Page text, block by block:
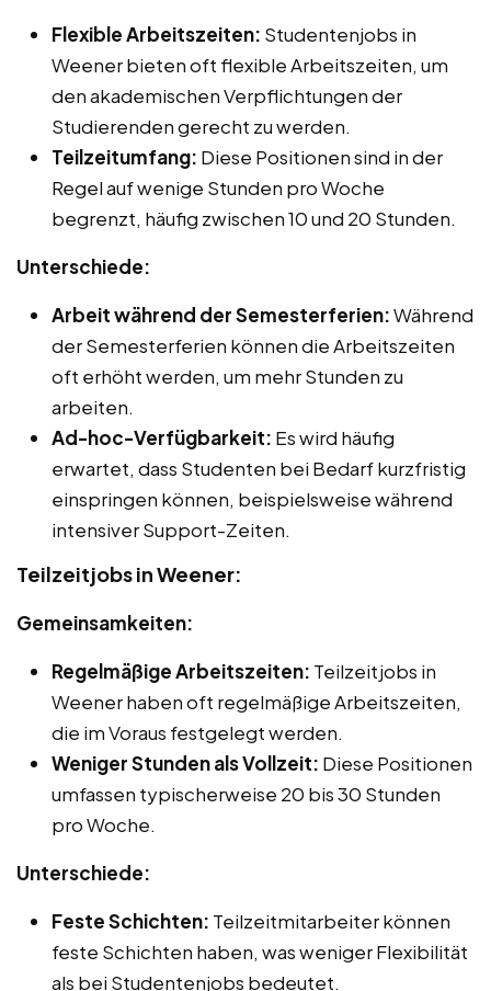
Flexible Arbeitszeiten: Studentenjobs in
Weener bieten oft flexible Arbeitszeiten, um
den akademischen Verpflichtungen der
Studierenden gerecht zu werden.
Teilzeitumfang: Diese Positionen sind in der
Regel auf wenige Stunden pro Woche
begrenzt, häufig zwischen 10 und 20 Stunden.
Unterschiede:
Arbeit während der Semesterferien:Während
der Semesterferien können die Arbeitszeiten
oft erhöht werden, um mehr Stunden zu
arbeiten.
Ad-hoc-Verfügbarkeit: Es wird häufig
erwartet, dass Studenten bei Bedarf kurzfristig
einspringen können, beispielsweise während
intensiver Support-Zeiten.
Teilzeitjobs in Weener:
Gemeinsamkeiten:
Regelmäßige Arbeitszeiten: Teilzeitjobs in
Weener haben oft regelmäßige Arbeitszeiten,
die im Voraus festgelegt werden.
Weniger Stunden als Vollzeit: Diese Positionen
umfassen typischerweise 20 bis 30 Stunden
pro Woche.
Unterschiede:
Feste Schichten: Teilzeitmitarbeiter können
feste Schichten haben, was weniger Flexibilität
als bei Studentenjobs bedeutet.